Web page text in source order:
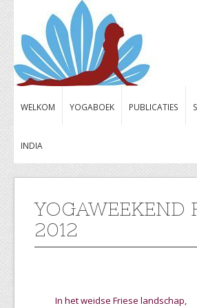
WELKOM YOGABOEK PUBLICATIES
INDIA
YOGAWEEKEND
2012
In het weidse Friese landschap,